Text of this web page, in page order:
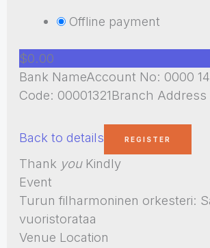
Offline payment
$0.00
Bank NameAccount No: 0000
Code: 00001321Branch Address
Back to details
Thank youKindly
Event
Turun filharmoninen orkesteri:
vuoristorataa
Venue Location